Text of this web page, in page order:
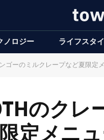
ノロジー ライフスタ
ゴーのミルクレープなど夏限定
のク
定メニ